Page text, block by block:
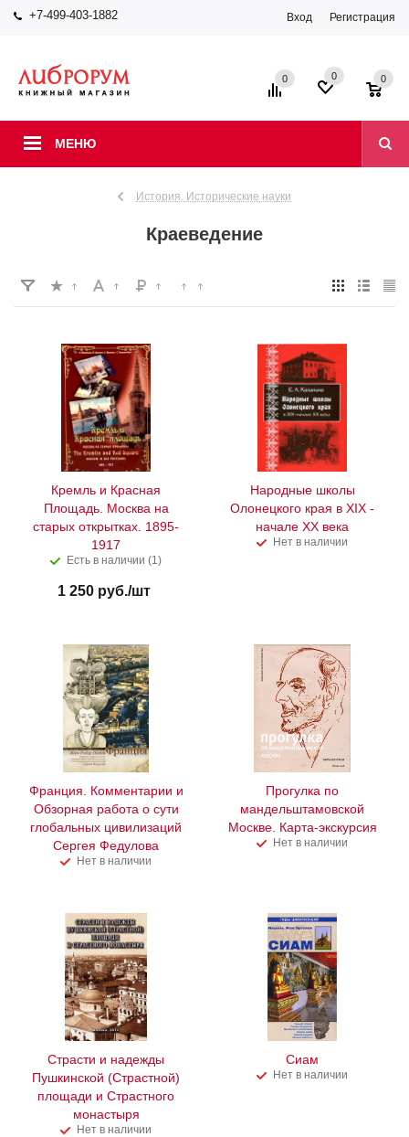
+7-499-403-1882 Вход Регистрация
МЕНЮ
0 0 0
История. Исторические науки
Краеведение
Кремль и Красная
Площадь. Москва на
старых открытках. 1895-
1917
Есть в наличии (1)
1 250 руб./шт
Народные школы
Олонецкого края в XIX -
начале XX века
Нет в наличии
Франция. Комментарии и
Обзорная работа о сути
глобальных цивилизаций
Сергея Федулова
Нет в наличии
Прогулка по
мандельштамовской
Москве. Карта-экскурсия
Нет в наличии
Страсти и надежды
Пушкинской (Страстной)
площади и Страстного
монастыря
Нет в наличии
Сиам
Нет в наличии